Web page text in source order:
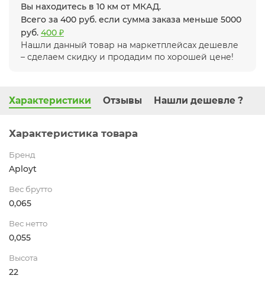
Вы находитесь в 10 км от МКАД.
Всего за 400 руб. если сумма заказа меньше 5000
руб. 400 ₽
Нашли данный товар на маркетплейсах дешевле
– сделаем скидку и продадим по хорошей цене!
Характеристики Отзывы Нашли дешевле ?
Характеристика товара
Бренд
Aployt
Вес брутто
0,065
Вес нетто
0,055
Высота
22